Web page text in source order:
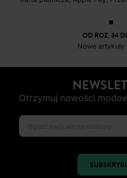
OD ROZ. 34
Nowe artykuły
Otrzymuj nowości